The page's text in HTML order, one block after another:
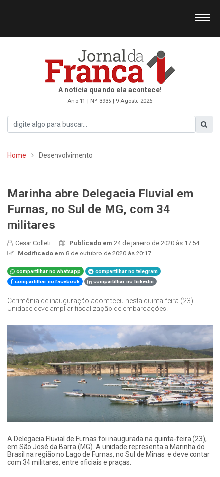
A notícia quando ela acontece!
Ano 11 | Nº 3935 | 9 Agosto 2026
Home Desenvolvimento
Marinha abre Delegacia Fluvial em
Furnas, no Sul de MG, com 34
militares
Cesar Colleti Publicado em24 de janeiro de 2020 às 17:54
Modificado em 8 de outubro de 2020 às 20:17
compartilhar no whatsapp
compartilhar no telegram
compartilhar no facebook
compartilhar no linkedin
Cerimônia de inauguração aconteceu nesta quinta-feira (23).
Unidade deve ampliar fiscalização de embarcações.
​A Delegacia Fluvial de Furnas foi inaugurada na quinta-feira (23),
em São José da Barra (MG). A unidade representa a Marinha do
Brasil na região no Lago de Furnas, no Sul de Minas, e deve contar
com 34 militares, entre oficiais e praças.